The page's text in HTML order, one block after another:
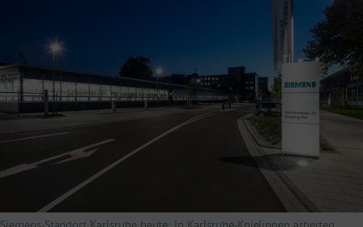
Siemens-Standort Karlsruhe heute: In Karlsruhe-Knielingen arbeiten